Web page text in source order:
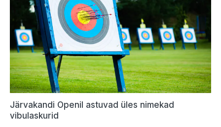
Järvakandi Openil astuvad üles nimekad
vibulaskurid